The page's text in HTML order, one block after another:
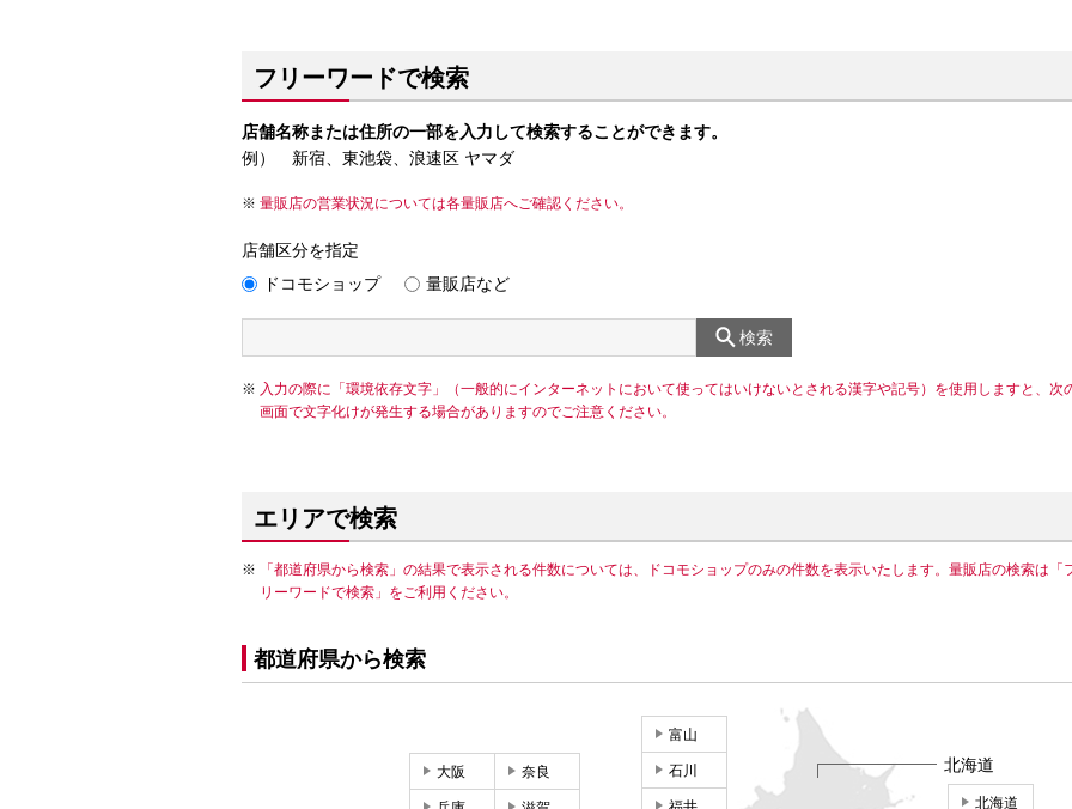
フリーワードで検索
店舗名称または住所の一部を入力して検索することができます。
例） 新宿、東池袋、浪速区 ヤマダ
量販店の営業状況については各量販店へご確認ください。
店舗区分を指定
ドコモショップ
量販店など
検索
入力の際に「環境依存文字」（一般的にインターネットにおいて使ってはいけないとされる漢字や記号）を使用しますと、次
画面で文字化けが発生する場合がありますのでご注意ください。
エリアで検索
「都道府県から検索」の結果で表示される件数については、ドコモショップのみの件数を表示いたします。量販店の検索は「
リーワードで検索」をご利用ください。
都道府県から検索
北海道
北海道
富山
石川
大阪 奈良